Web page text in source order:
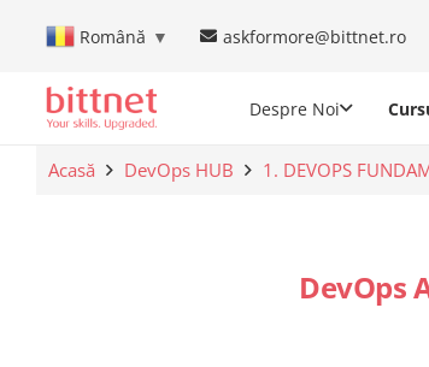
Română ▼ askformore@bittnet.ro
Despre Noi
Acasă DevOps HUB 1. DEVOPS
DevOps